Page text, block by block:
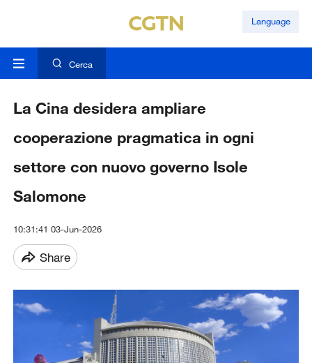
Language
Cerca
La Cina desidera ampliare
cooperazione pragmatica in ogni
settore con nuovo governo Isole
Salomone
10:31:41 03-Jun-2026
Share